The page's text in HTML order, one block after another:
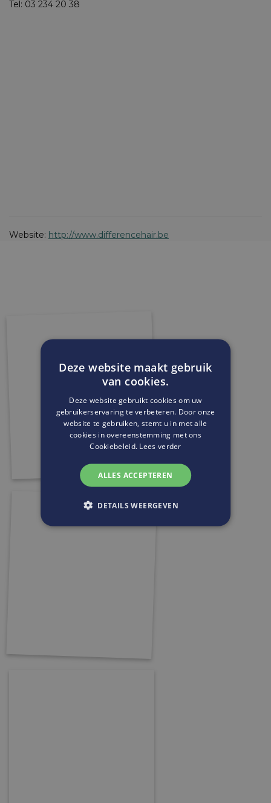
Tel: 03 234 20 38
Website: http://www.differencehair.be
Deze website maakt gebruik
van cookies.
Deze website gebruikt cookies om uw
gebruikerservaring te verbeteren. Door onze
website te gebruiken, stemt u in met alle
cookies in overeenstemming met ons
Cookiebeleid. Lees verder
ALLES ACCEPTEREN
DETAILS WEERGEVEN